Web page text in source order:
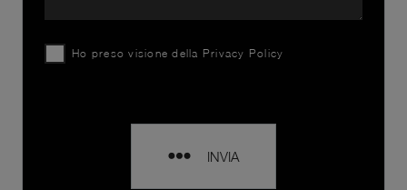
Ho preso visione della Privacy Policy
INVIA